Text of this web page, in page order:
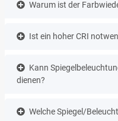
Warum ist der
Ist ein hoher CRI
Kann
dienen?
Welche Spiegel/